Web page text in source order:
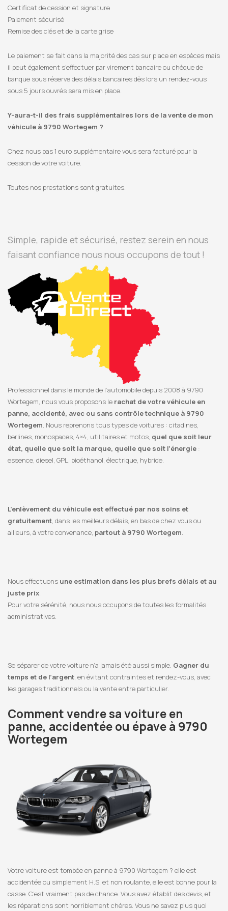
Certificat de cession et signature
Paiement sécurisé
Remise des clés et de la carte grise
Le paiement se fait dans la majorité des cas sur place en espèces mais
il peut également s’effectuer par virement bancaire ou chèque de
banque sous réserve des délais bancaires dès lors un rendez-vous
sous 5 jours ouvrés sera mis en place.
Y-aura-t-il des frais supplémentaires lors de la vente de mon
véhicule à 9790 Wortegem ?
Chez nous pas 1 euro supplémentaire vous sera facturé pour la
cession de votre voiture.
Toutes nos prestations sont gratuites.
Simple, rapide et sécurisé, restez serein en nous
faisant confiance nous nous occupons de tout !
Professionnel dans le monde de l’automobile depuis 2008 à 9790
Wortegem, nous vous proposons le rachat de votre véhicule en
panne, accidenté, avec ou sans contrôle technique à 9790
Wortegem. Nous reprenons tous types de voitures : citadines,
berlines, monospaces, 4×4, utilitaires et motos, quel que soit leur
état, quelle que soit la marque, quelle que soit l’énergie :
essence, diesel, GPL, bioéthanol, électrique, hybride.
L’enlèvement du véhicule est effectué par nos soins et
gratuitement, dans les meilleurs délais, en bas de chez vous ou
ailleurs, à votre convenance, partout à 9790 Wortegem.
Nous effectuons une estimation dans les plus brefs délais et au
juste prix.
Pour votre sérénité, nous nous occupons de toutes les formalités
administratives.
Se séparer de votre voiture n’a jamais été aussi simple. Gagner du
temps et de l’argent, en évitant contraintes et rendez-vous, avec
les garages traditionnels ou la vente entre particulier.
Comment vendre sa voiture en
panne, accidentée ou épave à 9790
Wortegem
Votre voiture est tombée en panne à 9790 Wortegem ? elle est
accidentée ou simplement H.S. et non roulante, elle est bonne pour la
casse. C’est vraiment pas de chance. Vous avez établit des devis, et
les réparations sont horriblement chères. Vous ne savez plus quoi